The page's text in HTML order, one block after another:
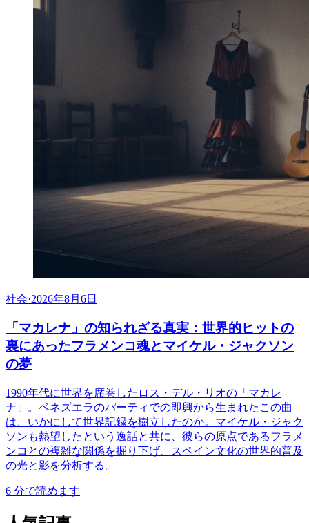
社会·2026年8月6日
「マカレナ」の知られざる真実：世界的ヒットの
裏にあったフラメンコ魂とマイケル・ジャクソン
の夢
1990年代に世界を席巻したロス・デル・リオの「マカレ
ナ」。ベネズエラのパーティでの即興から生まれたこの曲
は、いかにして世界記録を樹立したのか。マイケル・ジャク
ソンも熱望したという逸話と共に、彼らの原点であるフラメ
ンコとの複雑な関係を掘り下げ、スペイン文化の世界的普及
の光と影を分析する。
6 分で読めます